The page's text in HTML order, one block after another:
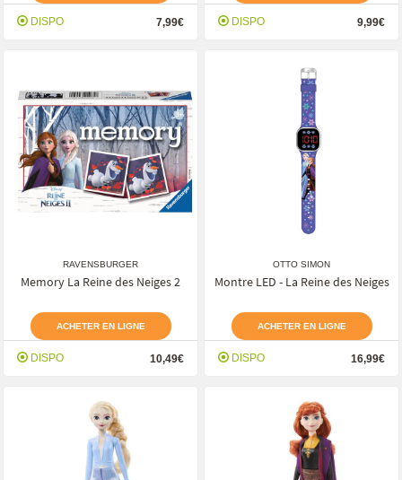
DISPO 7,99€ DISPO 9,99€
RAVENSBURGER
Memory La Reine des Neiges 2
ACHETER EN LIGNE
DISPO 10,49€
OTTO SIMON
Montre LED - La Reine des Neiges
ACHETER EN LIGNE
DISPO 16,99€